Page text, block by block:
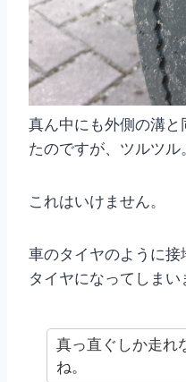
真ん中にも外側の溝
たのですが、ツルツル。
これはいけません。
車のタイヤのように
タイヤになってしまい
真っ直ぐしか走れ
ね。